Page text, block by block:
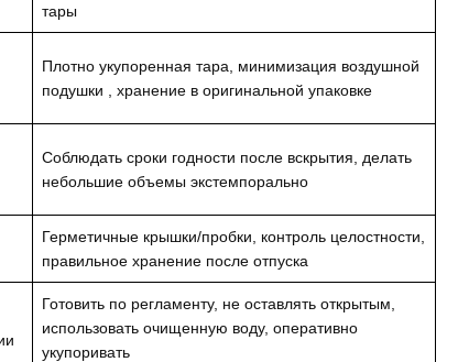
тары
Плотно укупоренная тара, минимизация воздушной
подушки , хранение в оригинальной упаковке
Соблюдать сроки годности после вскрытия, делать
небольшие объемы экстемпорально
Герметичные крышки/пробки, контроль целостности,
правильное хранение после отпуска
Готовить по регламенту, не оставлять открытым,
использовать очищенную воду, оперативно
укупоривать